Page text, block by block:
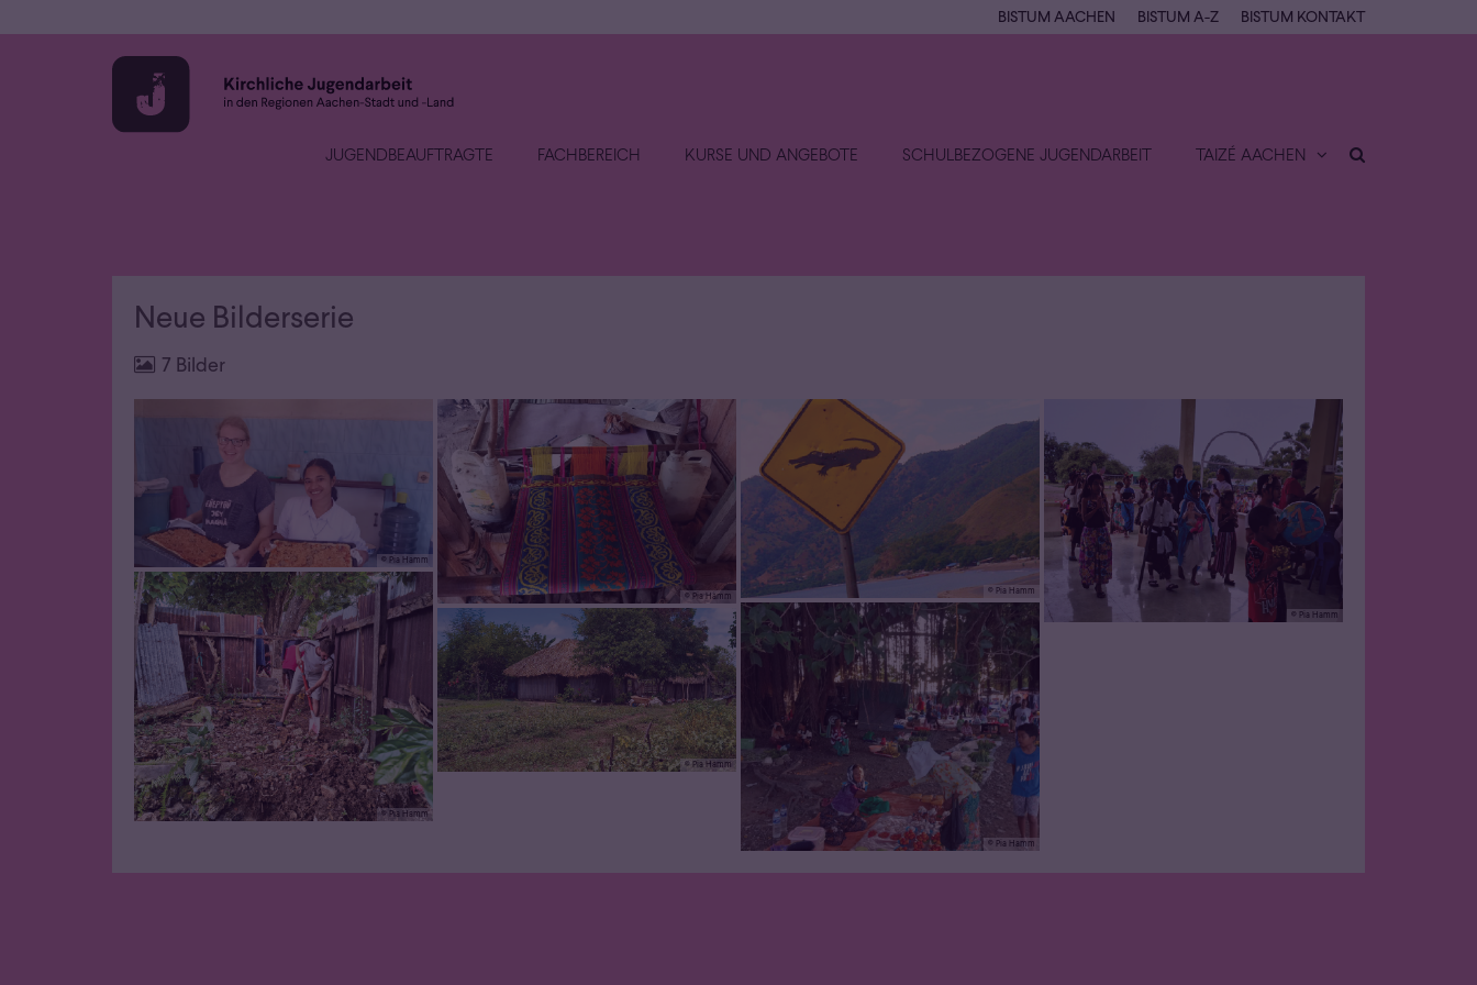
BISTUM AACHEN BISTUM A-Z BISTUM KONTAKT
JUGENDBEAUFTRAGTE FACHBEREICH KURSE UND ANGEBOTE SCHULBEZOGENE JUGENDARBEIT TAIZÉ AACHEN
Neue Bilderserie
7 Bilder
© Pia Hamm
© Pia Hamm © Pia Hamm
© Pia Hamm
© Pia Hamm
© Pia Hamm
© Pia Hamm